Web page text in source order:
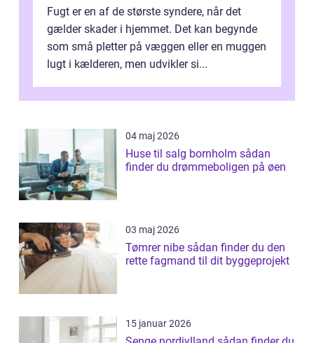
Fugt er en af de største syndere, når det
gælder skader i hjemmet. Det kan begynde
som små pletter på væggen eller en muggen
lugt i kælderen, men udvikler si...
04 maj 2026
Huse til salg bornholm sådan
finder du drømmeboligen på øen
03 maj 2026
Tømrer nibe sådan finder du den
rette fagmand til dit byggeprojekt
15 januar 2026